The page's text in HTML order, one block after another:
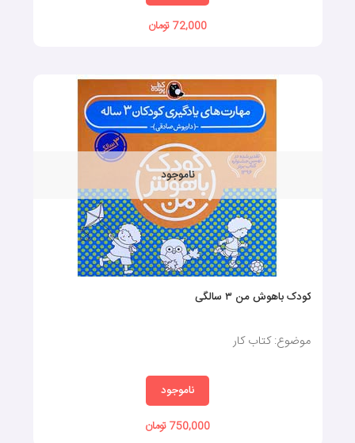
72,000 تومان
ناموجود
کودک باهوش من ۳ سالگی
موضوع: کتاب کار
ناموجود
750,000 تومان